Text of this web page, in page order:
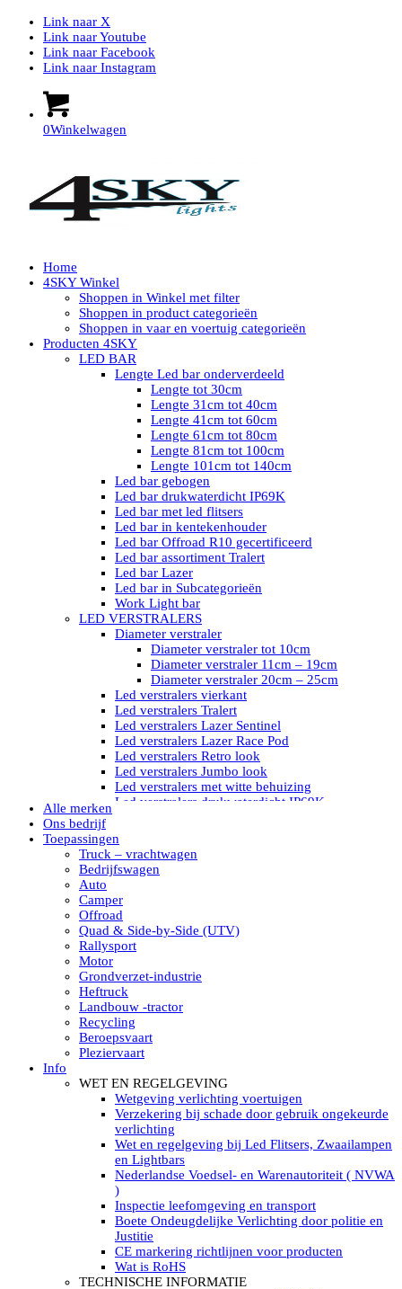
Link naar X
Link naar Youtube
Link naar Facebook
Link naar Instagram
0Winkelwagen
Home
4SKY Winkel
Shoppen in Winkel met filter
Shoppen in product categorieën
Shoppen in vaar en voertuig categorieën
Producten 4SKY
LED BAR
Lengte Led bar onderverdeeld
Lengte tot 30cm
Lengte 31cm tot 40cm
Lengte 41cm tot 60cm
Lengte 61cm tot 80cm
Lengte 81cm tot 100cm
Lengte 101cm tot 140cm
Led bar gebogen
Led bar drukwaterdicht IP69K
Led bar met led flitsers
Led bar in kentekenhouder
Led bar Offroad R10 gecertificeerd
Led bar assortiment Tralert
Led bar Lazer
Led bar in Subcategorieën
Work Light bar
LED VERSTRALERS
Diameter verstraler
Diameter verstraler tot 10cm
Diameter verstraler 11cm – 19cm
Diameter verstraler 20cm – 25cm
Led verstralers vierkant
Led verstralers Tralert
Led verstralers Lazer Sentinel
Led verstralers Lazer Race Pod
Led verstralers Retro look
Led verstralers Jumbo look
Led verstralers met witte behuizing
Led verstralers drukwaterdicht IP69K
LED WERKLAMPEN
Model werklamp
Led werklamp vierkant
Led werklamp ovaal
Led werklamp kleur wit
Combinatie LED werklampen
Led achteruitrijverlichting
Led onderbouw achteruitrijlamp
Led werklamp industrieel
Led veiligheidsverlichting
Led werklamp tractor
Led werklamp ADR
Led werklamp drukwaterdicht IP69K
Led werklampen assortiment Tralert
Led breedstralers Lazer
Led werklampen in Subcategorieën
LED WERKVERLICHTING
LED’s work werklamp met accu
LED’s work werklamp portable 220V
LED’s work werklamp Hybride
Led lichtslang 220 Volt
LED’s work werklamp met statief 220V
LED’s light PRO schijnwerpers 220V
LED High Bay verlichting 220V
Subcategorieën Led werkverlichting
LED SIGNALISATIE
Led Flitsers
Alle merken
Ons bedrijf
Toepassingen
Truck – vrachtwagen
Bedrijfswagen
Auto
Camper
Offroad
Quad & Side-by-Side (UTV)
Rallysport
Motor
Grondverzet-industrie
Heftruck
Landbouw -tractor
Recycling
Beroepsvaart
Pleziervaart
Info
WET EN REGELGEVING
Wetgeving verlichting voertuigen
Verzekering bij schade door gebruik ongekeurde
verlichting
Wet en regelgeving bij Led Flitsers, Zwaailampen
en Lightbars
Nederlandse Voedsel- en Warenautoriteit ( NVWA
)
Inspectie leefomgeving en transport
Boete Ondeugdelijke Verlichting door politie en
Justitie
CE markering richtlijnen voor producten
Wat is RoHS
TECHNISCHE INFORMATIE